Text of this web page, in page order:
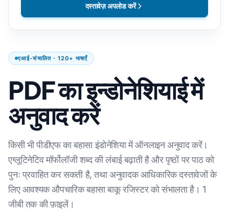
एआई-संचालित · 120+ भाषाएँ
PDF का इन्डोनेशियाई में
अनुवाद करें
किसी भी पीडीएफ का बहासा इंडोनेशिया में ऑनलाइन अनुवाद करें।
एग्लूटिनेटिव मॉर्फोलॉजी शब्द की लंबाई बढ़ाती है और पृष्ठों पर पाठ को
पुनः प्रवाहित कर सकती है, तथा अनुवादक आधिकारिक दस्तावेजों के
लिए आवश्यक औपचारिक बहासा बाकू रजिस्टर को संभालता है। 1
जीबी तक की फ़ाइलें।
दस्तावेज़ अपलोड करें